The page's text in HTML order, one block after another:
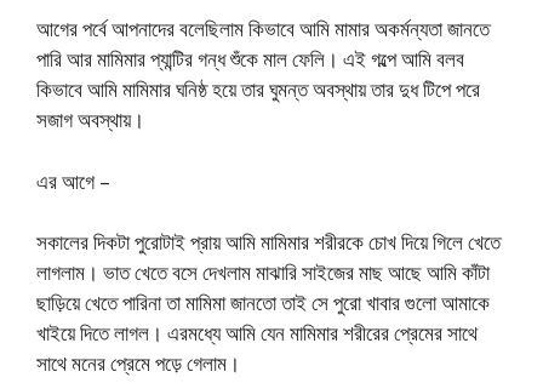
আগের পর্বে আপনাদের বলেছিলাম কিভাবে আমি মামার অকর্মন্যতা জানতে
পারি আর মামিমার প্যান্টির গন্ধ শুঁকে মাল ফেলি। এই গল্পে আমি বলব
কিভাবে আমি মামিমার ঘনিষ্ঠ হয়ে তার ঘুমন্ত অবস্থায় তার দুধ টিপে পরে
সজাগ অবস্থায়।
এর আগে –
সকালের দিকটা পুরোটাই প্রায় আমি মামিমার শরীরকে চোখ দিয়ে গিলে খেতে
লাগলাম। ভাত খেতে বসে দেখলাম মাঝারি সাইজের মাছ আছে আমি কাঁটা
ছাড়িয়ে খেতে পারিনা তা মামিমা জানতো তাই সে পুরো খাবার গুলো আমাকে
খাইয়ে দিতে লাগল। এরমধ্যে আমি যেন মামিমার শরীরের প্রেমের সাথে
সাথে মনের প্রেমে পড়ে গেলাম।